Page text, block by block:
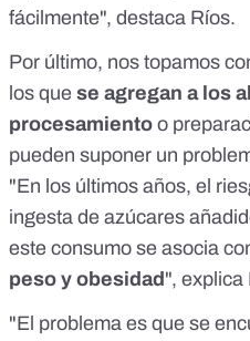
fácilmente", destaca Ríos.
Por último, nos topamos
los que se agregan a los
procesamiento o
pueden suponer un
"En los últimos años, el
ingesta de azúcares
este consumo se asocia
peso y obesidad", explica
"El problema es que se